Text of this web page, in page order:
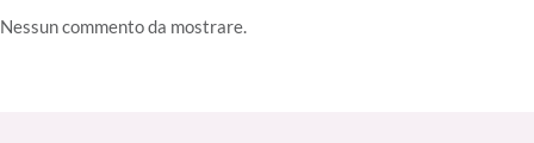
Nessun commento da mostrare.